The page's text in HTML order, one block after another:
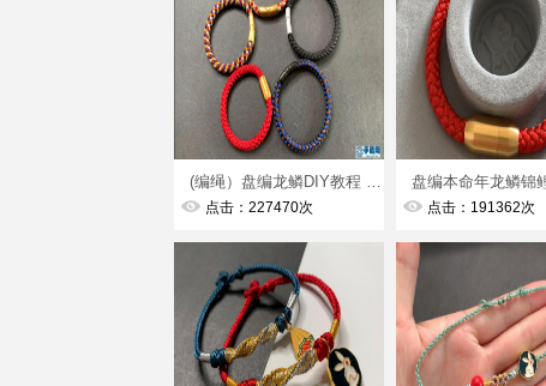
点击：227470次 点击：191362次